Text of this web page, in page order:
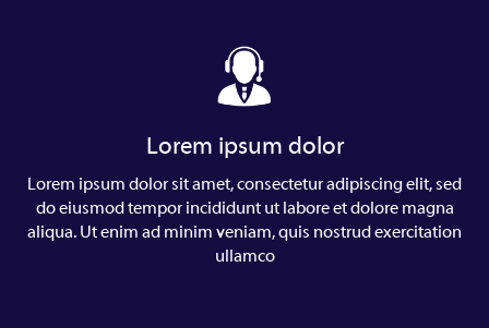
Lorem ipsum dolor
Lorem ipsum dolor sit amet, consectetur adipiscing elit, sed
do eiusmod tempor incididunt ut labore et dolore magna
aliqua. Ut enim ad minim veniam, quis nostrud exercitation
ullamco